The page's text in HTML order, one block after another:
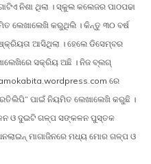
ନିଶା ଥିଲା । ସ୍କୁଲ କଲେଜର ପାଠପଢା
ଲେଖାଲେଖି କରୁଥିଲି । କିନ୍ତୁ ୩୦ ବର୍ଷ
ଆସିଥିଲା । ହେଲେ ଡିସେମ୍ବର
ସକ୍ରିୟ ଅଛି । ନିଜ ବ୍ଲଗ୍
ରେ
ପାଇଁ ନିୟମିତ ଲେଖାଲେଖି କରୁଛି ।
ଓ ଦୁଇଟି ଗଳ୍ପ ସଙ୍କଳନ ପୁସ୍ତକ
ମାଗାଜିନରେ ମଧ୍ୟ ମୋର ଗଳ୍ପ ଓ